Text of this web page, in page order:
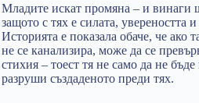
Mладите искат промяна – и винаги
защото с тях е силата, увереността
Историята е показала обаче, че ако
не се канализира, може да се
стихия – тоест тя не само да не
разруши създаденото преди тях.